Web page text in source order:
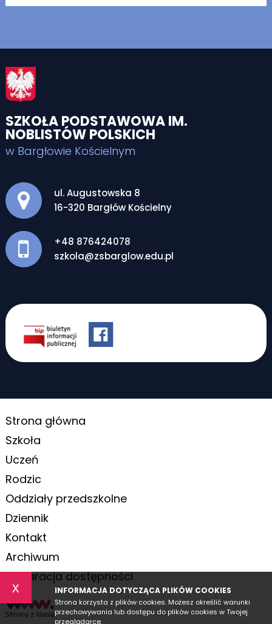
x INFORMACJA DOTYCZĄCA PLIKÓW COOKIES
Strona korzysta z plików cookies. Możesz określić warunki
przechowywania lub dostępu do plików cookies w Twojej
przeglądarce.
SZKOŁA PODSTAWOWA IM.
NOBLISTÓW POLSKICH
w Bargłowie Kościelnym
Adres pocztowy:
ul. Augustowska 8
16-320 Bargłów Kościelny
+48 876424078
szkola@zsbarglow.edu.pl
Strona główna
Szkoła
Uczeń
Rodzic
Oddziały przedszkolne
Dziennik
Kontakt
Archiwum
Deklaracja dostępności